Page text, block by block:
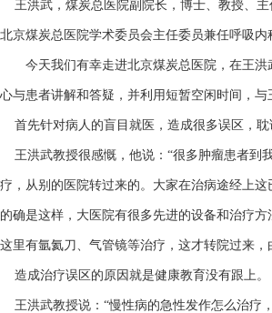
王洪武，煤炭总医院副院长，博士、教授、
北京煤炭总医院学术委员会主任委员兼任呼吸
今天我们有幸走进北京煤炭总医院，在王洪
心与患者讲解和答疑，并利用短暂空闲时间，
首先针对病人的盲目就医，造成很多误区，
王洪武教授很感慨，他说：“很多肿瘤患者到
疗，从别的医院转过来的。大家在治病途经上
的确是这样，大医院有很多先进的设备和治疗
这里有氩氦刀、气管镜等治疗，这才转院过来
造成治疗误区的原因就是健康教育没有跟上。
王洪武教授说：“慢性病的急性发作怎么治疗